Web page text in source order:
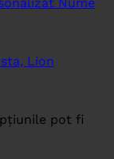
Lion
pot fi